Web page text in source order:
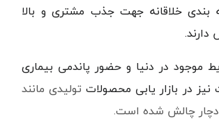
خلاقانه جهت جذب مشتری و بالا
دارند.
موجود در دنیا و حضور پاندمی بیماری
در بازار یابی محصولاتتولیدی مانند
چالش شده است.